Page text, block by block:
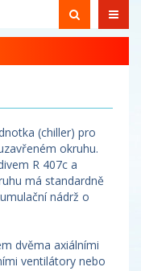
(chiller) pro
okruhu.
R 407c a
má standardně
nádrž o
dvěma axiálními
ventilátory nebo